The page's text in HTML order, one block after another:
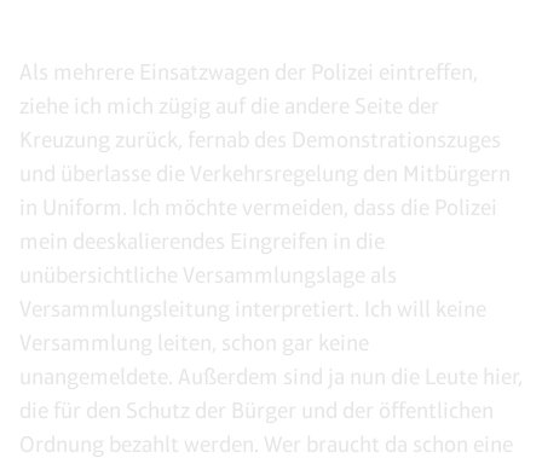
Als mehrere Einsatzwagen der Polizei eintreffen,
ziehe ich mich zügig auf die andere Seite der
Kreuzung zurück, fernab des Demonstrationszuges
und überlasse die Verkehrsregelung den Mitbürgern
in Uniform. Ich möchte vermeiden, dass die Polizei
mein deeskalierendes Eingreifen in die
unübersichtliche Versammlungslage als
Versammlungsleitung interpretiert. Ich will keine
Versammlung leiten, schon gar keine
unangemeldete. Außerdem sind ja nun die Leute hier,
die für den Schutz der Bürger und der öffentlichen
Ordnung bezahlt werden. Wer braucht da schon eine